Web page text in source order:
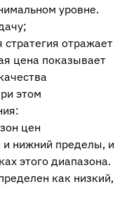
уровне.
стратегия отражает
цена показывает
этом
цен
нижний пределы, и
этого диапазона.
как низкий,